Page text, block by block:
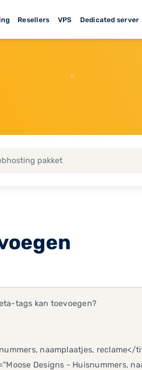
Resellers VPS Dedicated server
tags kan toevoegen?
naamplaatjes, reclame</
Designs - Huisnummers,